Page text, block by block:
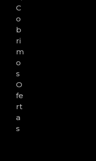
C
O
B
Ri
M
O
S
O
Fe
Rt
A
S